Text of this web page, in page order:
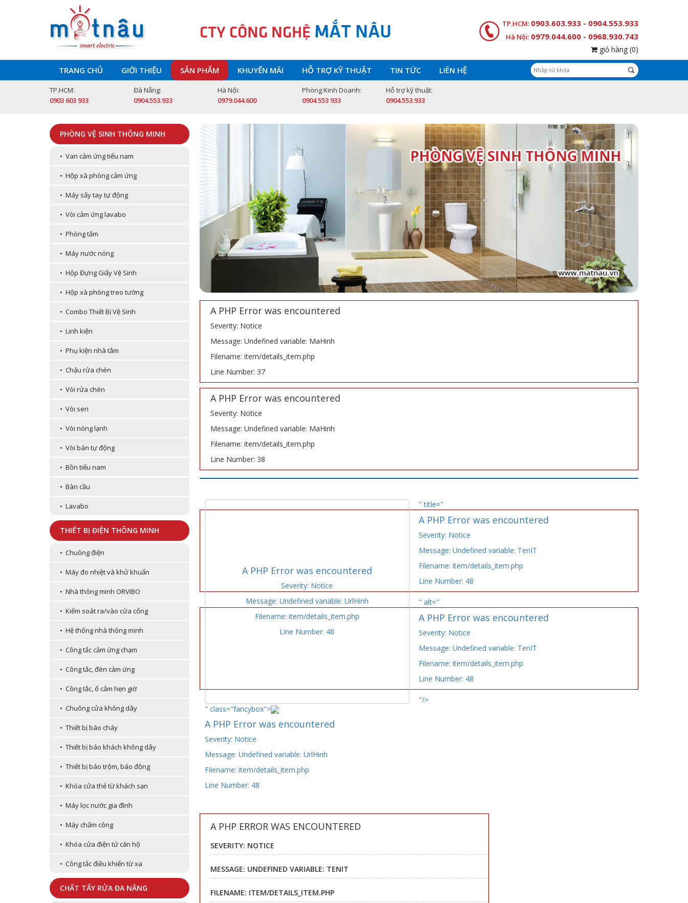
CTY CÔNG NGHỆ MẮT NÂU TP.HCM: 0903.603.933 - 0904.553.933
Hà Nội: 0979.044.600 - 0968.930.743
giỏ hàng (0)
TRANG CHỦ GIỚI THIỆU SẢN PHẨM KHUYẾN MÃI HỖ TRỢ KỸ THUẬT TIN TỨC LIÊN HỆ
TP.HCM:
0903 603 933
Đà Nẵng:
0904.553.933
Hà Nội:
0979.044.600
Phòng Kinh Doanh:
0904 553 933
Hỗ trợ kỹ thuật:
0904.553.933
PHÒNG VỆ SINH THÔNG MINH
• Van cảm ứng tiểu nam
• Hộp xà phòng cảm ứng
• Máy sấy tay tự động
• Vòi cảm ứng lavabo
• Phòng tắm
• Máy nước nóng
• Hộp Đựng Giấy Vệ Sinh
• Hộp xà phòng treo tường
• Combo Thiết Bị Vệ Sinh
• Linh kiện
• Phụ kiện nhà tắm
• Chậu rửa chén
• Vòi rửa chén
• Vòi sen
• Vòi nóng lạnh
• Vòi bán tự động
• Bồn tiểu nam
• Bàn cầu
• Lavabo
THIẾT BỊ ĐIỆN THÔNG MINH
• Chuông điện
• Máy đo nhiệt và khử khuẩn
• Nhà thông minh ORVIBO
• Kiểm soát ra/vào cửa cổng
• Hệ thống nhà thông minh
• Công tắc cảm ứng chạm
• Công tắc, đèn cảm ứng
• Công tắc, ổ cắm hẹn giờ
• Chuông cửa không dây
• Thiết bị báo cháy
• Thiết bị báo khách không dây
• Thiết bị báo trộm, báo động
• Khóa cửa thẻ từ khách sạn
• Máy lọc nước gia đình
• Máy chấm công
• Khóa cửa điện tử căn hộ
• Công tắc điều khiển từ xa
CHẤT TẨY RỬA ĐA NĂNG
A PHP Error was encountered
Severity: Notice
Message: Undefined variable: MaHinh
Filename: item/details_item.php
Line Number: 37
A PHP Error was encountered
Severity: Notice
Message: Undefined variable: MaHinh
Filename: item/details_item.php
Line Number: 38
A PHP Error was encountered
Severity: Notice
Message: Undefined variable: UrlHinh
Filename: item/details_item.php
Line Number: 48
" class="fancybox">
A PHP Error was encountered
Severity: Notice
Message: Undefined variable: UrlHinh
Filename: item/details_item.php
Line Number: 48
" title="
A PHP Error was encountered
Severity: Notice
Message: Undefined variable: TenIT
Filename: item/details_item.php
Line Number: 48
" alt="
A PHP Error was encountered
Severity: Notice
Message: Undefined variable: TenIT
Filename: item/details_item.php
Line Number: 48
"/>
A PHP ERROR WAS ENCOUNTERED
SEVERITY: NOTICE
MESSAGE: UNDEFINED VARIABLE: TENIT
FILENAME: ITEM/DETAILS_ITEM.PHP